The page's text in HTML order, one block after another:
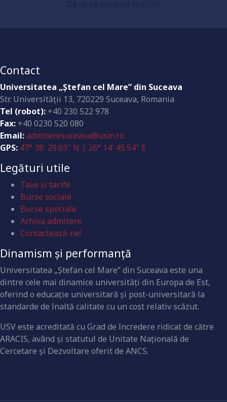
Contact
Universitatea „Ştefan cel Mare” din Suceava
Str. Universităţii 13, 720229 Suceava, Romania
Tel (robot): +40 230 522 978
Fax: +40 0230 520 080
Email:admiteresuceava@usm.ro
GPS: 47° 38′ 29.03″ N | 26° 14′ 45.54″ E
Legături utile
Taxe și tarife
Burse sociale
Burse speciale
Arhiva admitere
Contactează-ne!
Dinamism și performanță
Universitatea „Ştefan cel Mare” din Suceava este una
dintre cele mai dinamice universităţi din Europa de Est,
oferind o educaţie universitară şi post-universitară la
standarde de înaltă calitate cu un cost relativ scăzut.
USV este acreditată cu Grad de încredere ridicat de către
ARACIS, având şi statutul de Unitate Naţională de
Cercetare şi Dezvoltare oferit de ANCS.